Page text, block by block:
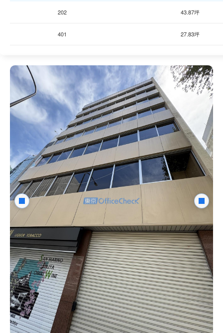
202 43.87坪
401 27.83坪